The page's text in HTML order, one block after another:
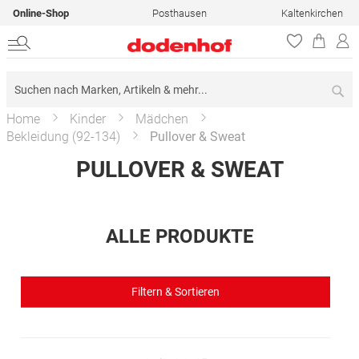
Online-Shop Posthausen Kaltenkirchen
Home Kinder
Mädchen
Bekleidung (92-134)
Pullover & Sweat
PULLOVER & SWEAT
ALLE PRODUKTE
Filtern & Sortieren